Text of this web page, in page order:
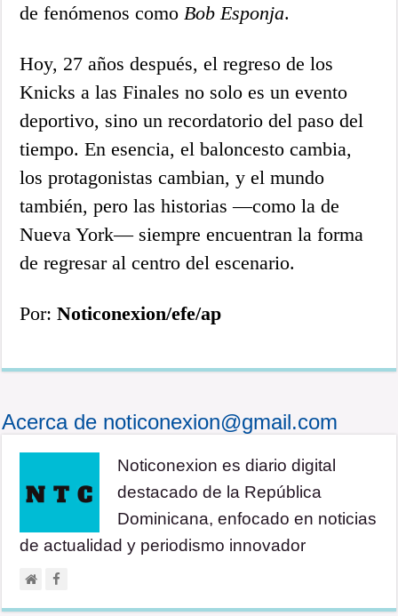
de fenómenos como Bob Esponja.
Hoy, 27 años después, el regreso de los
Knicks a las Finales no solo es un evento
deportivo, sino un recordatorio del paso del
tiempo. En esencia, el baloncesto cambia,
los protagonistas cambian, y el mundo
también, pero las historias —como la de
Nueva York— siempre encuentran la forma
de regresar al centro del escenario.
Por:Noticonexion/efe/ap
Acerca de noticonexion@gmail.com
Noticonexion es diario digital
destacado de la República
Dominicana, enfocado en noticias
de actualidad y periodismo innovador